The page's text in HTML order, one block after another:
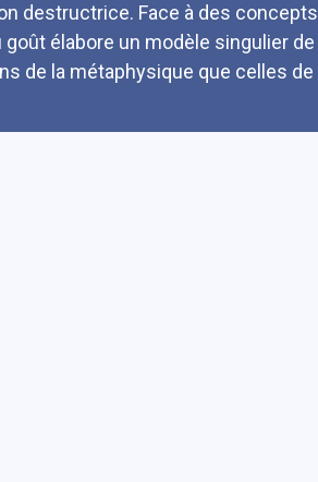
destructrice. Face à des concepts
élabore un modèle singulier de
de la métaphysique que celles de